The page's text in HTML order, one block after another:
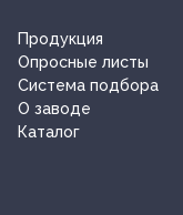
Продукция
Опросные листы
Система подбора
О заводe
Каталог